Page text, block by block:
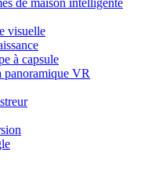
de maison intelligente
visuelle
à capsule
panoramique VR